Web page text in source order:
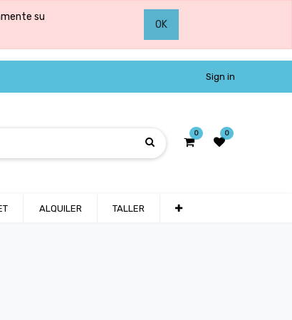
su
OK
Sign in
0 0
ALQUILER TALLER